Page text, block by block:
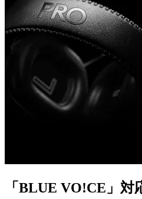
「BLUE VO!CE」